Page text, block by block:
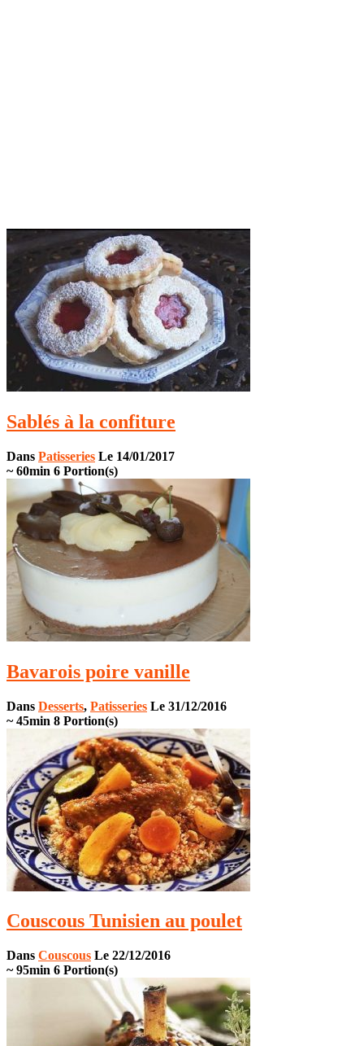
Sablés à la confiture
Dans Patisseries Le 14/01/2017
~ 60min 6 Portion(s)
Bavarois poire vanille
Dans Desserts, Patisseries Le 31/12/2016
~ 45min 8 Portion(s)
Couscous Tunisien au poulet
Dans Couscous Le 22/12/2016
~ 95min 6 Portion(s)